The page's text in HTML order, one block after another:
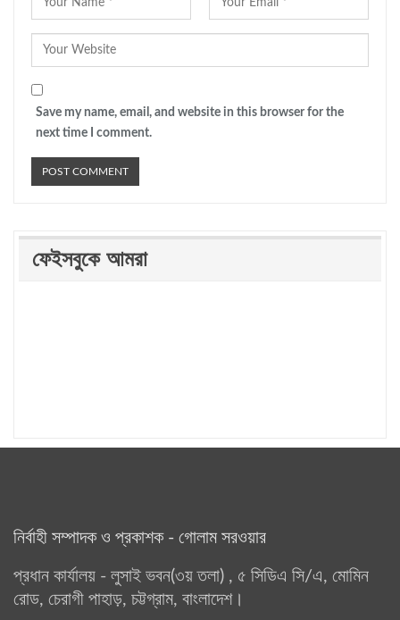
Save my name, email, and website in this browser for the
next time I comment.
ফেইসবুকে আমরা
নির্বাহী সম্পাদক ও প্রকাশক - গোলাম সরওয়ার
প্রধান কার্যালয় - লুসাই ভবন(৩য় তলা) , ৫ সিডিএ সি/এ, মোমিন
রোড, চেরাগী পাহাড়, চট্টগ্রাম, বাংলাদেশ।